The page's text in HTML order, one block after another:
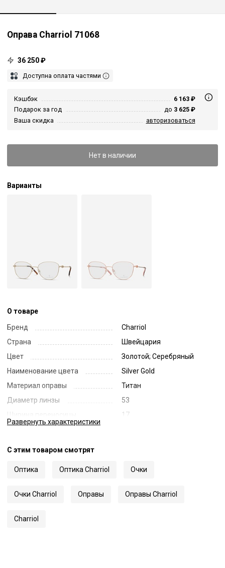
Оправа Charriol 71068
36 250 ₽
Доступна оплата частями
Кэшбэк
6 163 ₽
Подарок за год
до 3 625 ₽
Ваша скидка
авторизоваться
Нет в наличии
Варианты
О товаре
Бренд
Charriol
Страна
Швейцария
Цвет
Золотой; Серебряный
Наименование цвета
Silver Gold
Материал оправы
Титан
Диаметр линзы
53
17
Развернуть характеристики
С этим товаром смотрят
Оптика Оптика Charriol Очки
Очки Charriol Оправы Оправы Charriol
Charriol